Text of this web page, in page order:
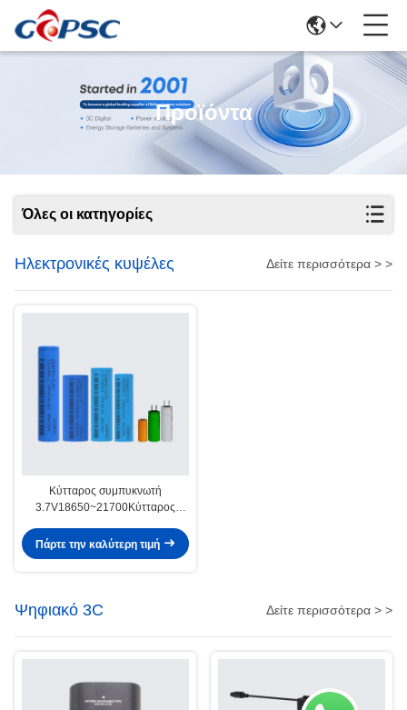
Προϊόντα
Όλες οι κατηγορίες
Ηλεκτρονικές κυψέλες Δείτε περισσότερα > >
Κύτταρος συμπυκνωτή
3.7V18650~21700Κύτταρος
Πάρτε την καλύτερη τιμή
Ψηφιακό 3C Δείτε περισσότερα > >